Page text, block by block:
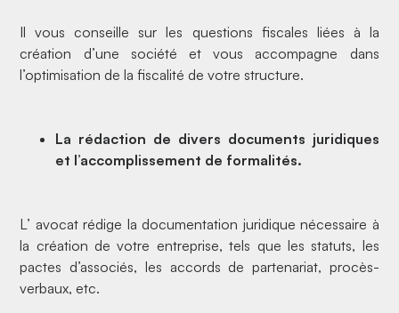
Il vous conseille sur les questions fiscales liées à la
création d’une société et vous accompagne dans
l’optimisation de la fiscalité de votre structure.
La rédaction de divers documents juridiques
et l’accomplissement de formalités.
L’ avocat rédige la documentation juridique nécessaire à
la création de votre entreprise, tels que les statuts, les
pactes d’associés, les accords de partenariat, procès-
verbaux, etc.